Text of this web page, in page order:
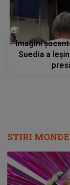
Imagini
Suedia a
STIRI